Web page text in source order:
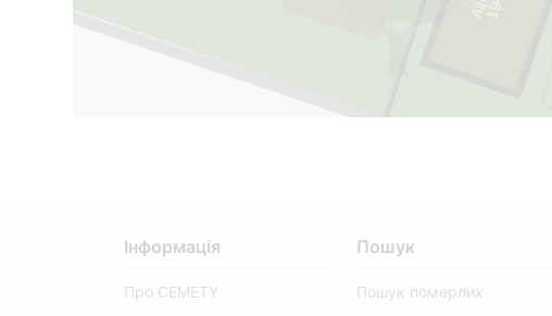
1
9
4
9
-
2
0
0
Інформація
Про CEMETY
Пошук
Пошук померлих